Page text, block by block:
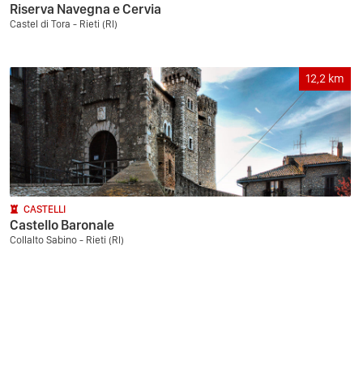
Riserva Navegna e Cervia
Castel di Tora - Rieti (RI)
12,2 km
CASTELLI
Castello Baronale
Collalto Sabino - Rieti (RI)